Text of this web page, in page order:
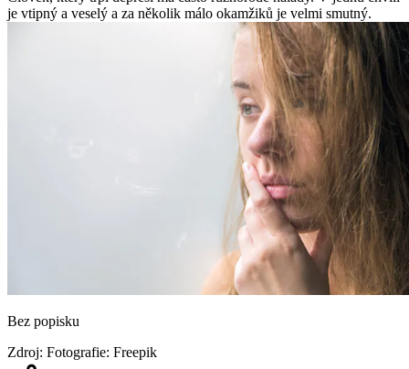
je vtipný a veselý a za několik málo okamžiků je velmi smutný.
Bez popisku
Zdroj: Fotografie: Freepik